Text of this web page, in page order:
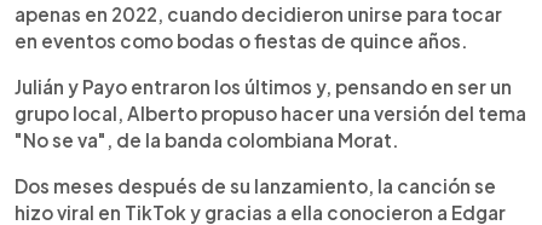
apenas en 2022, cuando decidieron unirse para tocar
en eventos como bodas o fiestas de quince años.
Julián y Payo entraron los últimos y, pensando en ser un
grupo local, Alberto propuso hacer una versión del tema
"No se va", de la banda colombiana Morat.
Dos meses después de su lanzamiento, la canción se
hizo viral en TikTok y gracias a ella conocieron a Edgar